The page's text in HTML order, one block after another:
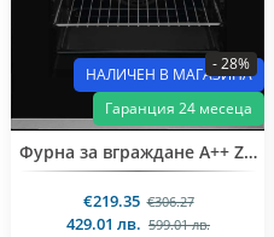
НАЛИЧЕН В МАГАЗИНА
Гаранция 24 месеца
Фурна за вграждане A++ Zanker /AEG KOB20702XB
€219.35 €306.27
- 28%
429.01 лв. 599.01 лв.